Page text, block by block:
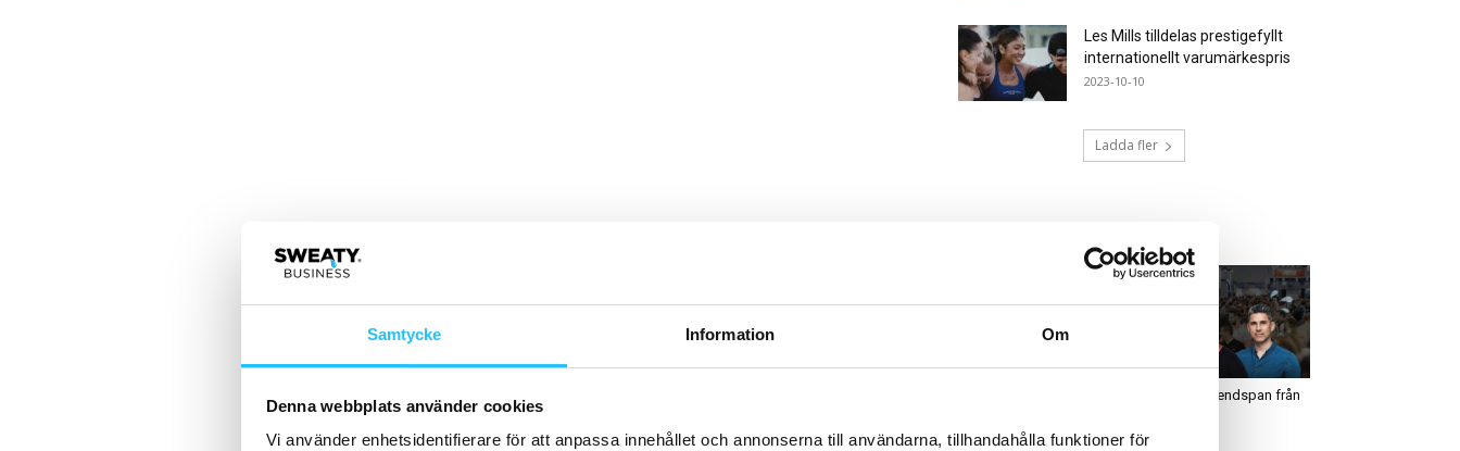
Samtycke Information Om
Denna webbplats använder cookies
Vi använder enhetsidentifierare för att anpassa innehållet och annonserna till användarna, tillhandahålla funktioner för
Les Mills tilldelas prestigefyllt
internationellt varumärkespris
2023-10-10
Ladda fler
Business
starkare resultat i Q3
Business
Podcast: Trendspan från